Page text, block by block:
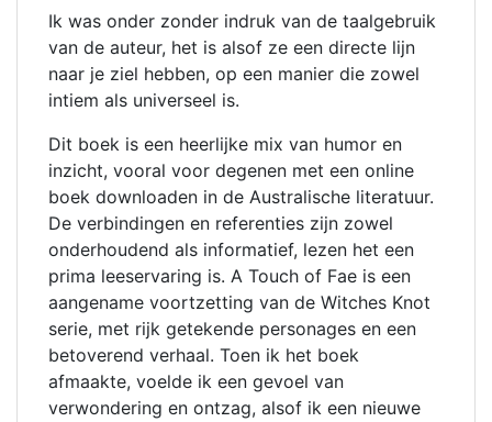
Ik was onder zonder indruk van de taalgebruik
van de auteur, het is alsof ze een directe lijn
naar je ziel hebben, op een manier die zowel
intiem als universeel is.
Dit boek is een heerlijke mix van humor en
inzicht, vooral voor degenen met een online
boek downloaden in de Australische literatuur.
De verbindingen en referenties zijn zowel
onderhoudend als informatief, lezen het een
prima leeservaring is. A Touch of Fae is een
aangename voortzetting van de Witches Knot
serie, met rijk getekende personages en een
betoverend verhaal. Toen ik het boek
afmaakte, voelde ik een gevoel van
verwondering en ontzag, alsof ik een nieuwe